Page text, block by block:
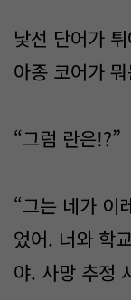
낯선 단어가
아종 코어가
“그럼 란은!?”
“그는 네가 이
었어. 너와 학
야. 사망 추정